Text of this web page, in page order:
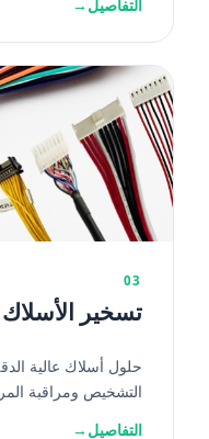
التفاصيل →
03
تسخير الأسلاك
حلول أسلاك عالية
التشخيص ومراقبة
التفاصيل →